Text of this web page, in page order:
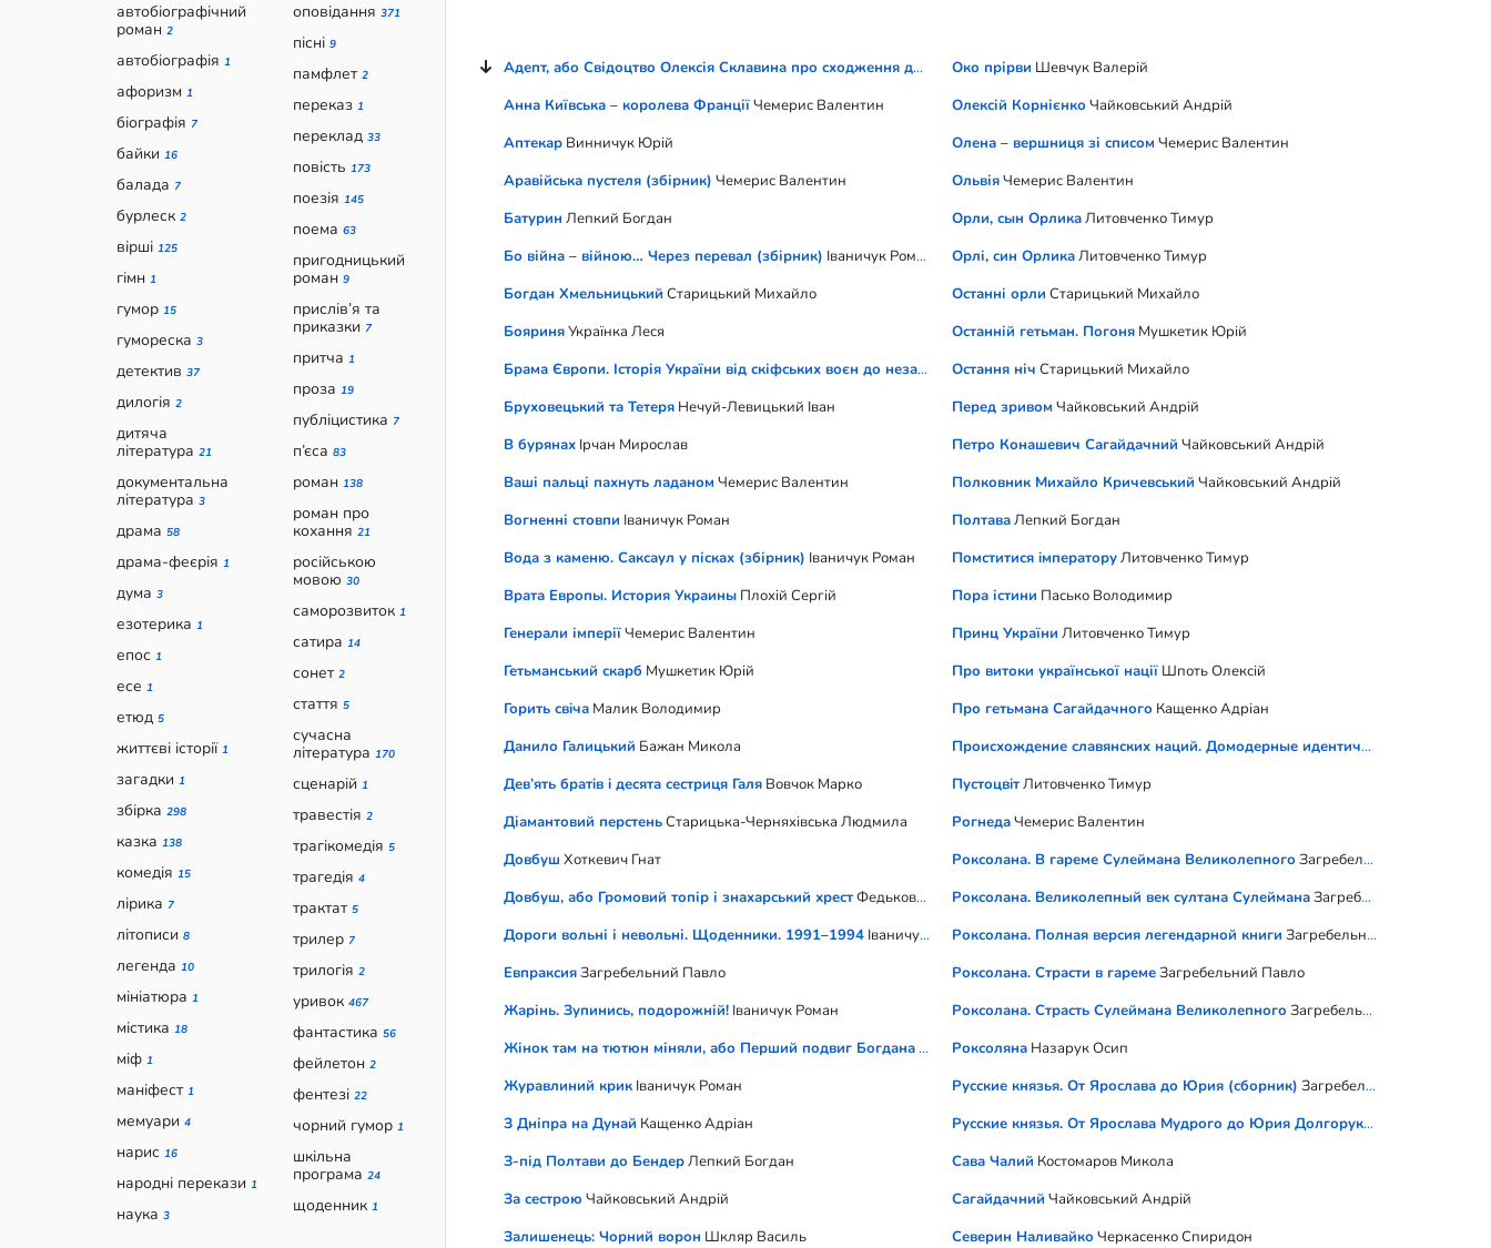
автобіографічний
роман 2
автобіографія 1
афоризм 1
біографія 7
байки 16
балада 7
бурлеск 2
вірші 125
гімн 1
гумор 15
гумореска 3
детектив 37
дилогія 2
дитяча
література 21
документальна
література 3
драма 58
драма-феєрія 1
дума 3
езотерика 1
епос 1
есе 1
етюд 5
життєві історії 1
загадки 1
збірка 298
казка 138
комедія 15
лірика 7
літописи 8
легенда 10
мініатюра 1
містика 18
міф 1
маніфест 1
мемуари 4
нарис 16
народні перекази 1
наука 3
оповідання 371
пісні 9
памфлет 2
переказ 1
переклад 33
повість 173
поезія 145
поема 63
пригодницький
роман 9
прислів’я та
приказки 7
притча 1
проза 19
публіцистика 7
п’єса 83
роман 138
роман про
кохання 21
російською
мовою 30
саморозвиток 1
сатира 14
сонет 2
стаття 5
сучасна
література 170
сценарій 1
травестія 2
трагікомедія 5
трагедія 4
трактат 5
трилер 7
трилогія 2
уривок 467
фантастика 56
фейлетон 2
фентезі 22
чорний гумор 1
шкільна
програма 24
щоденник 1
Адепт, або Свідоцтво Олексія Склавина про сходження до Трьох Імен Єшкілєв Володимир
Анна Київська – королева ФранціїЧемерис Валентин
Аптекар Винничук Юрій
Аравійська пустеля (збірник) Чемерис Валентин
Батурин Лепкий Богдан
Бо війна – війною… Через перевал (збірник) Іваничук Роман
Богдан Хмельницький Старицький Михайло
БояриняУкраїнка Леся
Брама Європи. Історія України від скіфських воєн до незалежностіПлохій Сергій
Бруховецький та Тетеря Нечуй-Левицький Іван
В бурянах Ірчан Мирослав
Ваші пальці пахнуть ладаном Чемерис Валентин
Вогненні стовпи Іваничук Роман
Вода з каменю. Саксаул у пісках (збірник) Іваничук Роман
Врата Европы. История Украины Плохій Сергій
Генерали імперіїЧемерис Валентин
Гетьманський скарб Мушкетик Юрій
Горить свiча Малик Володимир
Данило Галицький Бажан Микола
Дев’ять братiв i десята сестриця Галя Вовчок Марко
Діамантовий перстеньСтарицька-Черняхівська Людмила
Довбуш Хоткевич Гнат
Довбуш, або Громовий топір і знахарський хрестФедькович Осип-Юрій
Дороги вольні і невольні. Щоденники. 1991–1994 Іваничук Роман
ЕвпраксияЗагребельний Павло
Жарінь. Зупинись, подорожній! Іваничук Роман
Жінок там на тютюн міняли, або Перший подвиг БогданаЧемерис Валентин
Журавлиний крик Іваничук Роман
З Дніпра на Дунай Кащенко Адріан
З-під Полтави до БендерЛепкий Богдан
За сестрою Чайковський Андрій
Залишенець: Чорний ворон Шкляр Василь
Око прірви Шевчук Валерій
Олексій КорнієнкоЧайковський Андрій
Олена – вершниця зі списом Чемерис Валентин
ОльвіяЧемерис Валентин
Орли, сын ОрликаЛитовченко Тимур
Орлі, син ОрликаЛитовченко Тимур
Останні орли Старицький Михайло
Останній гетьман. Погоня Мушкетик Юрій
Остання ніч Старицький Михайло
Перед зривом Чайковський Андрій
Петро Конашевич Сагайдачний Чайковський Андрій
Полковник Михайло Кричевський Чайковський Андрій
ПолтаваЛепкий Богдан
Помститися iмператоруЛитовченко Тимур
Пора істини Пасько Володимир
Принц України Литовченко Тимур
Про витоки української нації Шпоть Олексій
Про гетьмана Сагайдачного Кащенко Адріан
Происхождение славянских наций. Домодерные идентичности в Украине
ПустоцвiтЛитовченко Тимур
РогнедаЧемерис Валентин
Роксолана. В гареме Сулеймана ВеликолепногоЗагребельний Павло
Роксолана. Великолепный век султана СулейманаЗагребельний Павло
Роксолана. Полная версия легендарной книги Загребельний Павло
Роксолана. Страсти в гаремеЗагребельний Павло
Роксолана. Страсть Сулеймана ВеликолепногоЗагребельний Павло
Роксоляна Назарук Осип
Русские князья. От Ярослава до Юрия (сборник) Загребельний Павло
Русские князья. От Ярослава Мудрого до Юрия Долгорукого
Сава Чалий Костомаров Микола
Сагайдачний Чайковський Андрій
Северин НаливайкоЧеркасенко Спиридон